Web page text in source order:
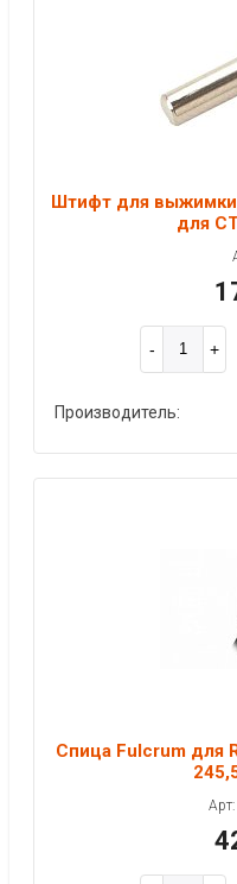
Штифт для выжимки
для
Производитель:
Спица Fulcrum для